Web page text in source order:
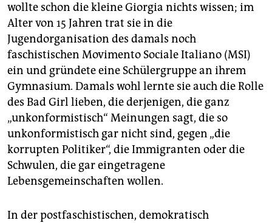
wollte schon die kleine Giorgia nichts wissen; im
Alter von 15 Jahren trat sie in die
Jugendorganisation des damals noch
faschistischen Movimento Sociale Italiano (MSI)
ein und gründete eine Schülergruppe an ihrem
Gymnasium. Damals wohl lernte sie auch die Rolle
des Bad Girl lieben, die derjenigen, die ganz
„unkonformistisch“ Meinungen sagt, die so
unkonformistisch gar nicht sind, gegen „die
korrupten Politiker“, die Immigranten oder die
Schwulen, die gar eingetragene
Lebensgemeinschaften wollen.
In der postfaschistischen, demokratisch